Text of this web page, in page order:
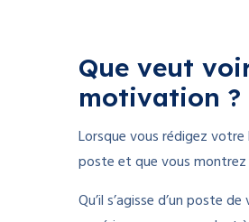
Que veut
motivation ?
Lorsque vous rédigez
poste et que vous
Qu’il s’agisse d’un poste